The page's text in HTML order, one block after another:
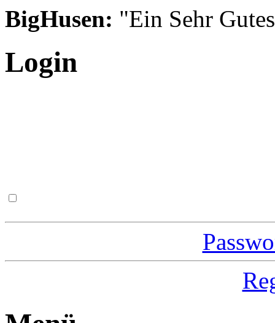
BigHusen: "Ein Sehr
Login